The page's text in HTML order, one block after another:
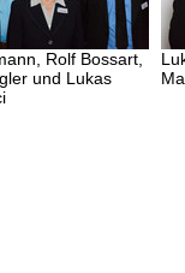
Rolf Bossart,
und Lukas